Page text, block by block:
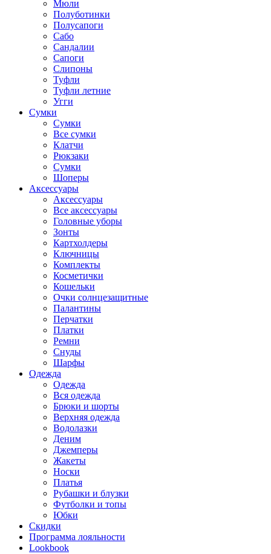
Мюли
Полуботинки
Полусапоги
Сабо
Сандалии
Сапоги
Слипоны
Туфли
Туфли летние
Угги
Сумки
Сумки
Все сумки
Клатчи
Рюкзаки
Сумки
Шоперы
Аксессуары
Аксессуары
Все аксессуары
Головные уборы
Зонты
Картхолдеры
Ключницы
Комплекты
Косметички
Кошельки
Очки солнцезащитные
Палантины
Перчатки
Платки
Ремни
Снуды
Шарфы
Одежда
Одежда
Вся одежда
Брюки и шорты
Верхняя одежда
Водолазки
Деним
Джемперы
Жакеты
Носки
Платья
Рубашки и блузки
Футболки и топы
Юбки
Скидки
Программа лояльности
Lookbook